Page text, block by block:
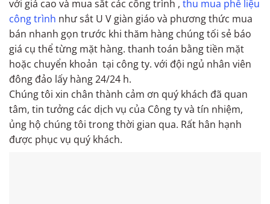
với giá cao và mua sắt các công trình , thu mua phế liệu
công trình như sắt U V giàn giáo và phương thức mua
bán nhanh gọn trước khi thăm hàng chúng tối sẻ báo
giá cụ thể từng mặt hàng. thanh toán bằng tiền mặt
hoặc chuyển khoản tại công ty. với đội ngủ nhân viên
đông đảo lấy hàng 24/24 h.
Chúng tôi xin chân thành cảm ơn quý khách đã quan
tâm, tin tưởng các dịch vụ của Công ty và tín nhiệm,
ủng hộ chúng tôi trong thời gian qua. Rất hân hạnh
được phục vụ quý khách.